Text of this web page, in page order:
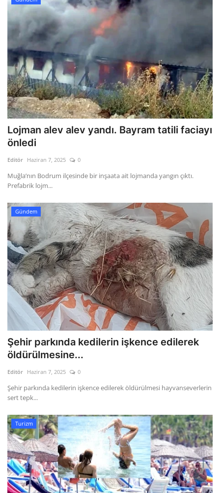
Lojman alev alev yandı. Bayram tatili faciayı
önledi
Editör Haziran 7, 2025 0
Muğla’nın Bodrum ilçesinde bir inşaata ait lojmanda yangın çıktı.
Prefabrik lojm...
Gündem
Şehir parkında kedilerin işkence edilerek
öldürülmesine...
Editör Haziran 7, 2025 0
Şehir parkında kedilerin işkence edilerek öldürülmesi hayvanseverlerin
sert tepk...
Turizm